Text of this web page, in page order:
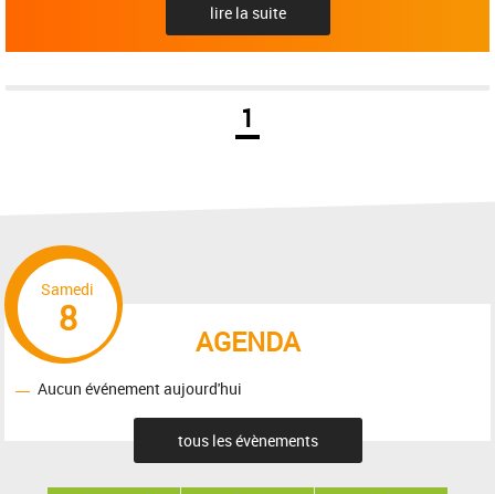
lire la suite
1
AGENDA
Samedi
8
Aucun événement aujourd'hui
tous les évènements